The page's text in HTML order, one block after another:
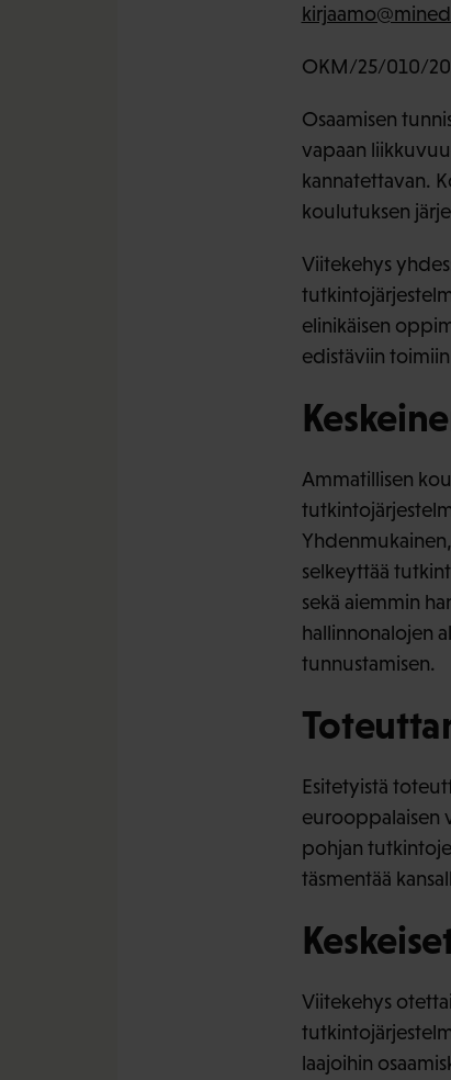
OKM/25/010/
Osaamisen
vapaan
kannatettavan.
koulutuksen
Viitekehys
elinikäisen
edistäviin
Ammatillisen
selkeyttää
sekä aiemmin
hallinnonalojen
tunnustamisen.
Esitetyistä
eurooppalaisen
pohjan
täsmentää
Viitekehys
laajoihin